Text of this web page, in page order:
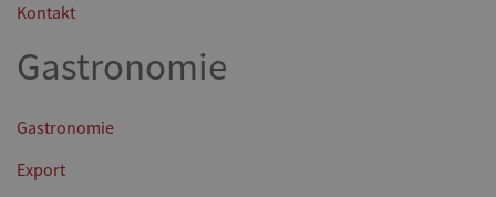
Kontakt
Gastronomie
Gastronomie
Export